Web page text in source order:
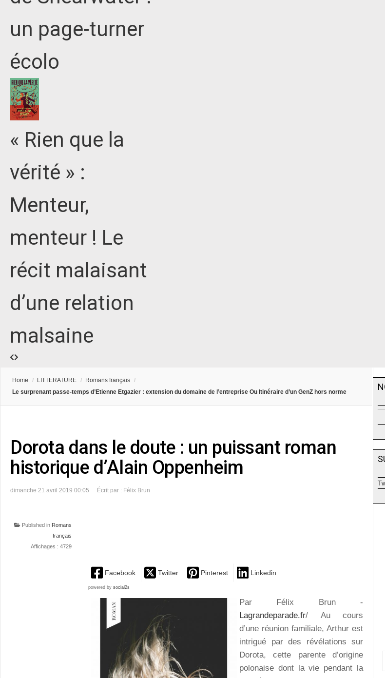
un page-turner
écolo
« Rien que la
vérité » :
Menteur,
menteur ! Le
récit malaisant
d’une relation
malsaine
Home / LITTERATURE / Romans français /
Le surprenant passe-temps d’Etienne Etgazier : extension du domaine de l’entreprise Ou Itinéraire d’un GenZ hors norme
Dorota dans le doute : un puissant roman
historique d’Alain Oppenheim
dimanche 21 avril 2019 00:05 Écrit par : Félix Brun
Published in Romans
français
Affichages : 4729
Facebook Twitter Pinterest Linkedin
powered by social2s
Par Félix Brun -
Lagrandeparade.fr/ Au cours
d’une réunion familiale, Arthur est
intrigué par des révélations sur
Dorota, cette parente d’origine
polonaise dont la vie pendant la